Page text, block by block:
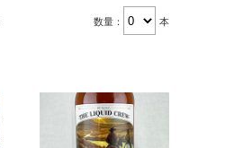
数量： 本